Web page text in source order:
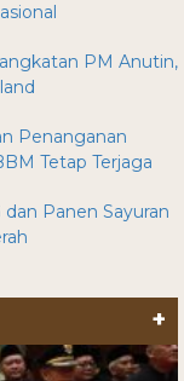
PM Anutin,
Penanganan
Tetap Terjaga
Panen Sayuran
+